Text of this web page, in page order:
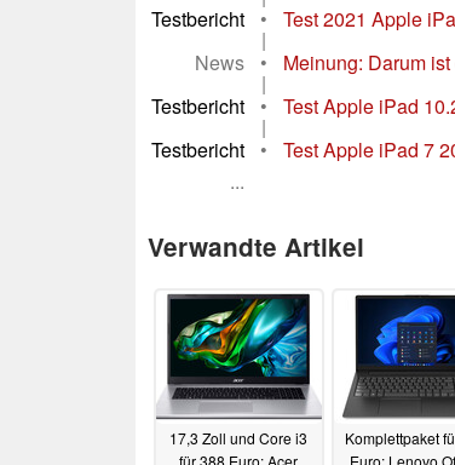
Testbericht
• Test 2021 Apple
|
News
• Meinung: Darum
|
Testbericht
• Test Apple iPad
|
Testbericht
•
Test Apple iPad 7
...
Verwandte Artikel
17,3 Zoll und Core i3
Komplettpaket